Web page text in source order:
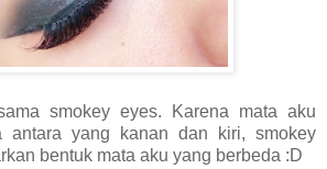
smokey eyes. Karena mata aku
antara yang kanan dan kiri, smokey
bentuk mata aku yang berbeda :D